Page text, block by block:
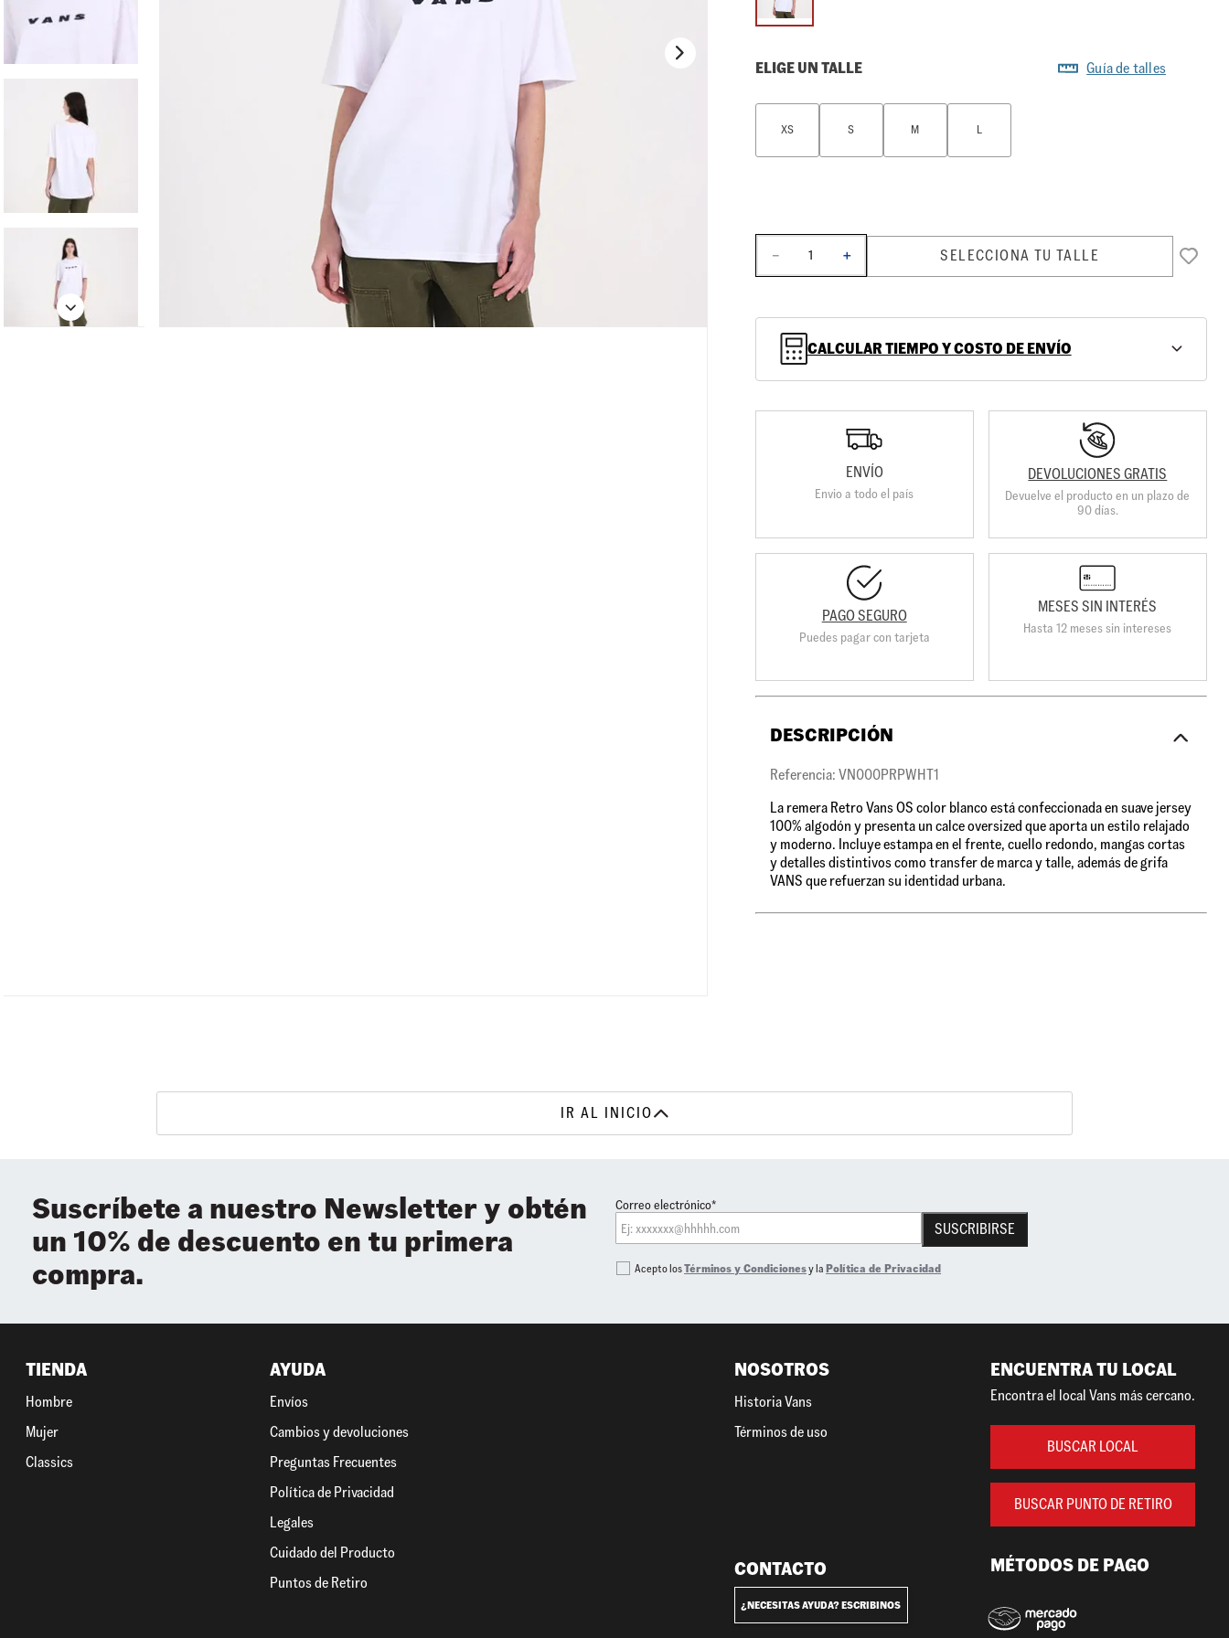
ELIGE UN TALLE Guía de talles
L
M
S
XS
＋
－ SELECCIONA TU TALLE
CALCULAR TIEMPO Y COSTO DE ENVÍO
ENVÍO
Envio a todo el país
DEVOLUCIONES GRATIS
Devuelve el producto en un plazo de
90 días.
PAGO SEGURO
Puedes pagar con tarjeta
MESES SIN INTERÉS
Hasta 12 meses sin intereses
DESCRIPCIÓN
Referencia: VN000PRPWHT1
La remera Retro Vans OS color blanco está confeccionada en suave jersey
100% algodón y presenta un calce oversized que aporta un estilo relajado
y moderno. Incluye estampa en el frente, cuello redondo, mangas cortas
y detalles distintivos como transfer de marca y talle, además de grifa
VANS que refuerzan su identidad urbana.
IR AL INICIO
Suscríbete a nuestro Newsletter y obtén
un 10% de descuento en tu primera
compra.
Correo electrónico*
SUSCRIBIRSE
Acepto losTérminos y Condicionesy la Política de Privacidad
TIENDA
Hombre
Mujer
Classics
AYUDA
Envíos
Cambios y devoluciones
Preguntas Frecuentes
Política de Privacidad
Legales
Cuidado del Producto
Puntos de Retiro
NOSOTROS
Historia Vans
Términos de uso
ENCUENTRA TU LOCAL
Encontra el local Vans más cercano.
BUSCAR LOCAL
BUSCAR PUNTO DE RETIRO
CONTACTO
¿NECESITAS AYUDA? ESCRIBINOS
MÉTODOS DE PAGO
10 . loafers